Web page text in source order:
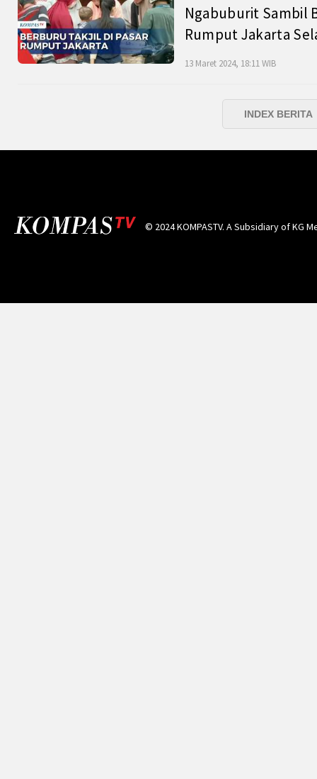
Ngabuburit Sambil
Rumput Jakarta
13 Maret 2024, 18:11 WIB
INDEX BERITA
© 2024 KOMPASTV. A Subsidiary ofKG